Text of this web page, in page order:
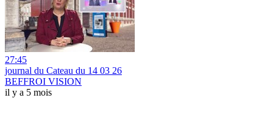
27:45
journal du Cateau du 14 03 26
BEFFROI VISION
il y a 5 mois